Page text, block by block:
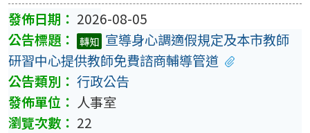
2026-08-05
轉知 宣導身心調適假規定及本市教師
研習中心提供教師免費諮商輔導管道
行政公告
人事室
22